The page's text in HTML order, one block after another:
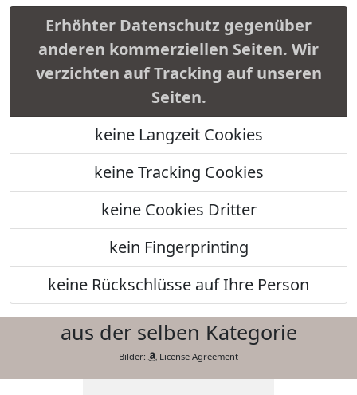
Erhöhter Datenschutz gegenüber
anderen kommerziellen Seiten. Wir
verzichten auf Tracking auf unseren
Seiten.
keine Langzeit Cookies
keine Tracking Cookies
keine Cookies Dritter
kein Fingerprinting
keine Rückschlüsse auf Ihre Person
aus der selben Kategorie
Bilder: License Agreement